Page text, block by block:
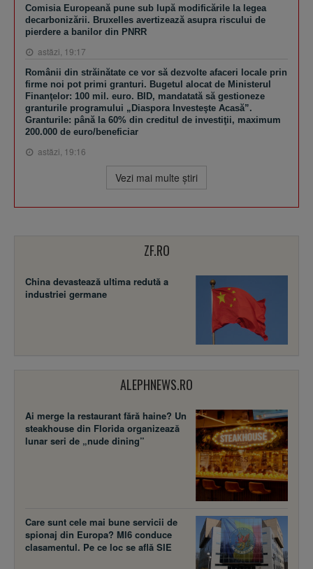
Comisia Europeană pune sub lupă modificările la legea
decarbonizării. Bruxelles avertizează asupra riscului de
pierdere a banilor din PNRR
astăzi, 19:17
Românii din străinătate ce vor să dezvolte afaceri locale prin
firme noi pot primi granturi. Bugetul alocat de Ministerul
Finanţelor: 100 mil. euro. BID, mandatată să gestioneze
granturile programului „Diaspora Investeşte Acasă”.
Granturile: până la 60% din creditul de investiţii, maximum
200.000 de euro/beneficiar
astăzi, 19:16
Vezi mai multe ştiri
ZF.RO
China devastează ultima redută a
industriei germane
ALEPHNEWS.RO
Ai merge la restaurant fără haine? Un
steakhouse din Florida organizează
lunar seri de „nude dining”
Care sunt cele mai bune servicii de
spionaj din Europa? MI6 conduce
clasamentul. Pe ce loc se află SIE